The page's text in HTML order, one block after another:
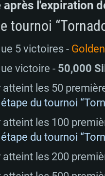
l'expiration
tournoi
5 victoires -
victoire - 50,000
atteint les 50
du tournoi
atteint les 100
du tournoi
atteint les 200